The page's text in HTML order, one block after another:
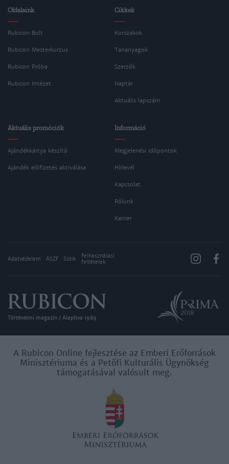
Oldalaink
Rubicon Bolt
Rubicon Mesterkurzus
Rubicon Próba
Rubicon Intézet
Cikkek
Korszakok
Tananyagok
Szerzők
Naptár
Aktuális lapszám
Aktuális promóciók
Ajándékkártya készítő
Ajándék előfizetés aktiválása
Információ
Megjelenési időpontok
Hírlevél
Kapcsolat
Rólunk
Karrier
Adatvédelem ÁSZF Sütik
Felhasználási
feltételek
Történelmi magazin / Alapítva 1989
A Rubicon Online fejlesztése az Emberi Erőforrások
Minisztériuma és a Petőfi Kulturális Ügynökség
támogatásával valósult meg.